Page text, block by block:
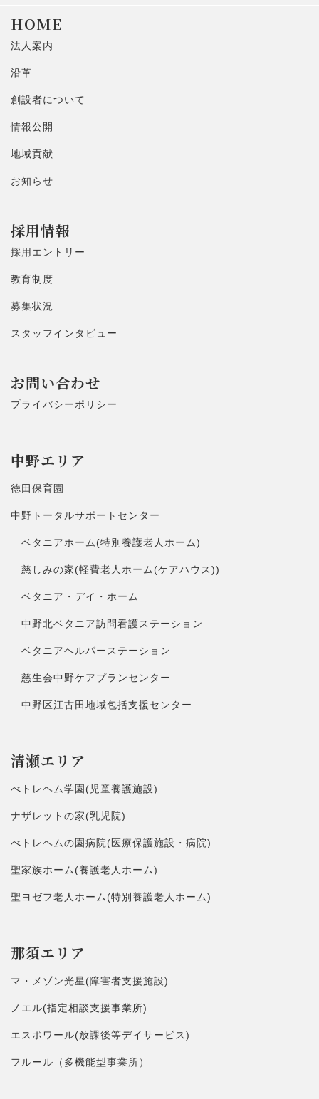
HOME
法人案内
沿革
創設者について
情報公開
地域貢献
お知らせ
採用情報
採用エントリー
教育制度
募集状況
スタッフインタビュー
お問い合わせ
プライバシーポリシー
中野エリア
徳田保育園
中野トータルサポートセンター
ベタニアホーム(特別養護老人ホーム)
慈しみの家(軽費老人ホーム(ケアハウス))
ベタニア・デイ・ホーム
中野北ベタニア訪問看護ステーション
ベタニアヘルパーステーション
慈生会中野ケアプランセンター
中野区江古田地域包括支援センター
清瀬エリア
べトレヘム学園(児童養護施設)
ナザレットの家(乳児院)
べトレヘムの園病院(医療保護施設・病院)
聖家族ホーム(養護老人ホーム)
聖ヨゼフ老人ホーム(特別養護老人ホーム)
那須エリア
マ・メゾン光星(障害者支援施設)
ノエル(指定相談支援事業所)
エスポワール(放課後等デイサービス)
フルール（多機能型事業所）